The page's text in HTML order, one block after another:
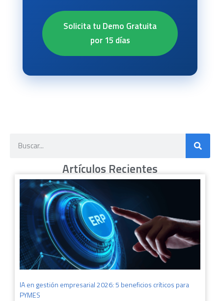
Solicita tu Demo Gratuita
por 15 días
Artículos Recientes
IA en gestión empresarial 2026: 5 beneficios críticos para
PYMES